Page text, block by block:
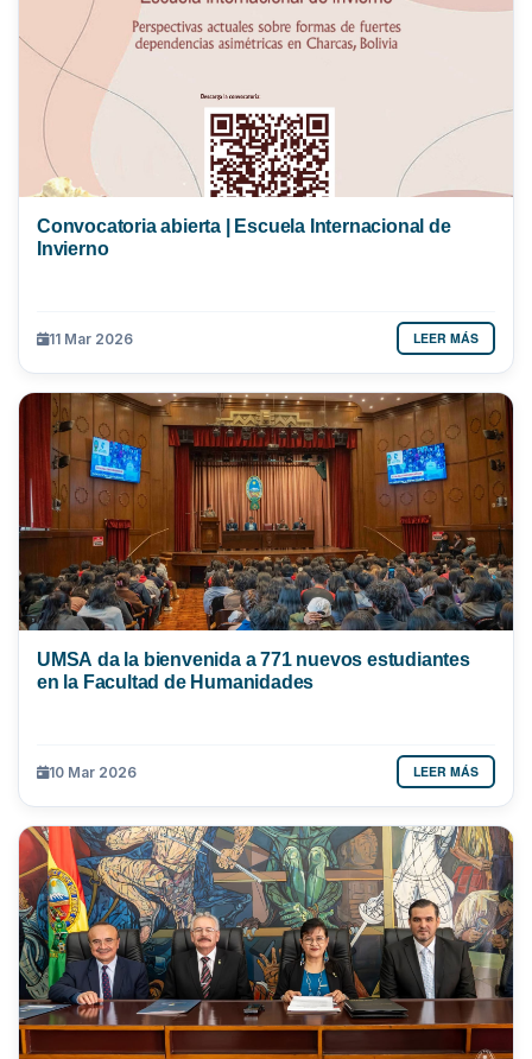
Convocatoria abierta | Escuela Internacional de
Invierno
11 Mar 2026 LEER MÁS
UMSA da la bienvenida a 771 nuevos estudiantes
en la Facultad de Humanidades
10 Mar 2026 LEER MÁS